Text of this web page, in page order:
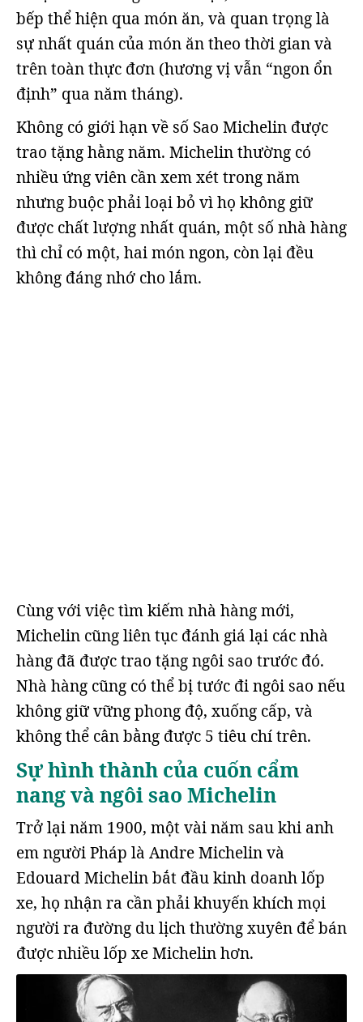
bếp thể hiện qua món ăn, và quan trọng là
sự nhất quán của món ăn theo thời gian và
trên toàn thực đơn (hương vị vẫn “ngon ổn
định” qua năm tháng).
Không có giới hạn về số Sao Michelin được
trao tặng hằng năm. Michelin thường có
nhiều ứng viên cần xem xét trong năm
nhưng buộc phải loại bỏ vì họ không giữ
được chất lượng nhất quán, một số nhà hàng
thì chỉ có một, hai món ngon, còn lại đều
không đáng nhớ cho lắm.
Cùng với việc tìm kiếm nhà hàng mới,
Michelin cũng liên tục đánh giá lại các nhà
hàng đã được trao tặng ngôi sao trước đó.
Nhà hàng cũng có thể bị tước đi ngôi sao nếu
không giữ vững phong độ, xuống cấp, và
không thể cân bằng được 5 tiêu chí trên.
Sự hình thành của cuốn cẩm
nang và ngôi sao Michelin
Trở lại năm 1900, một vài năm sau khi anh
em người Pháp là Andre Michelin và
Edouard Michelin bắt đầu kinh doanh lốp
xe, họ nhận ra cần phải khuyến khích mọi
người ra đường du lịch thường xuyên để bán
được nhiều lốp xe Michelin hơn.